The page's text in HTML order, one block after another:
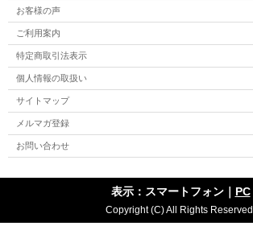
お客様の声
ご利用案内
特定商取引法表示
個人情報の取扱い
サイトマップ
メルマガ登録
お問い合わせ
表示：スマートフォン｜ PC
Copyright (C) All Rights Reserved.